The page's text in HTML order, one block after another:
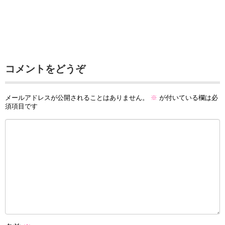
コメントをどうぞ
メールアドレスが公開されることはありません。 ※ が付いている欄は必
須項目です